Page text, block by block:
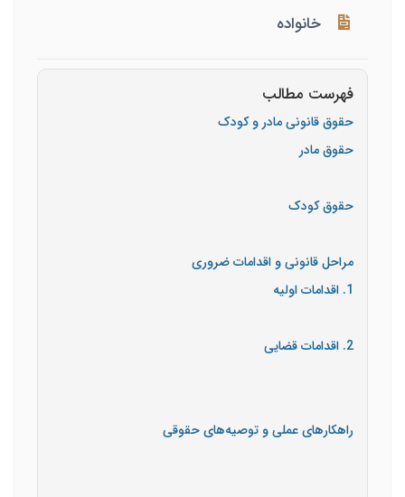
خانواده
فهرست مطالب
حقوق قانونی مادر و کودک
حقوق مادر
حقوق کودک
مراحل قانونی و اقدامات ضروری
1. اقدامات اولیه
2. اقدامات قضایی
راهکارهای عملی و توصیه‌های حقوقی